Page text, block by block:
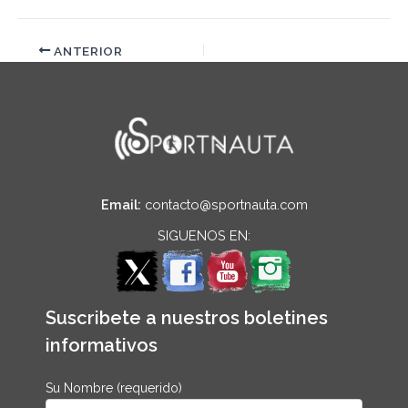
ANTERIOR
Email: contacto@sportnauta.com
SIGUENOS EN:
Suscribete a nuestros boletines
informativos
Su Nombre (requerido)